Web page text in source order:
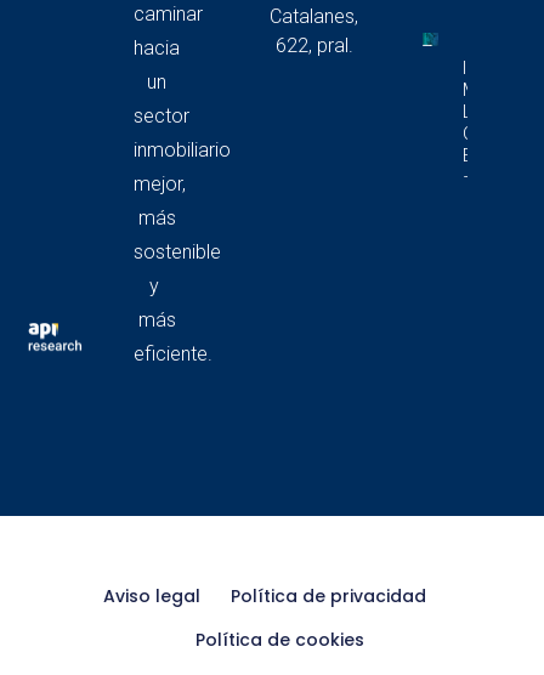
caminar
hacia
un
sector
inmobiliario
mejor,
más
sostenible
y
más
eficiente.
Catalanes,
622, pral.
Informe
Mercado
Locales
En
– 4T 2025
Aviso legal
Política de privacidad
Política de cookies